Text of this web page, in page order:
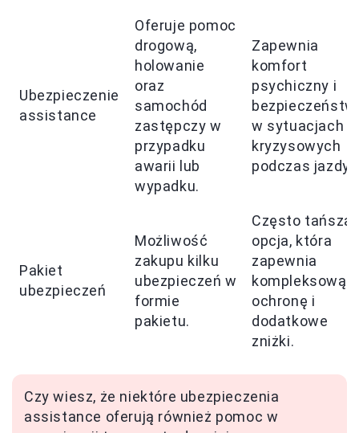
Ubezpieczenie
assistance
Oferuje pomoc
drogową,
holowanie
oraz
samochód
zastępczy w
przypadku
awarii lub
wypadku.
Zapewnia
komfort
psychiczny i
w sytuacjach
kryzysowych
podczas jazdy.
Pakiet
ubezpieczeń
Możliwość
zakupu kilku
ubezpieczeń w
formie
pakietu.
Często tańsza
opcja, która
zapewnia
kompleksową
ochronę i
dodatkowe
zniżki.
Czy wiesz, że niektóre ubezpieczenia
assistance oferują również pomoc w